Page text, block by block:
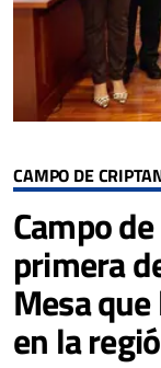
CAMPO DE
Campo
primera
Mesa
en la